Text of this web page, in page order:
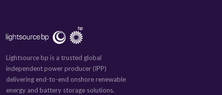
Lightsource bp is a trusted global
independent power producer (IPP)
delivering end-to-end onshore renewable
energy and battery storage solutions.